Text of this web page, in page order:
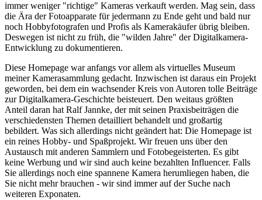
immer weniger "richtige" Kameras verkauft werden. Mag sein, dass
die Ära der Fotoapparate für jedermann zu Ende geht und bald nur
noch Hobbyfotografen und Profis als Kamerakäufer übrig bleiben.
Deswegen ist nicht zu früh, die "wilden Jahre" der Digitalkamera-
Entwicklung zu dokumentieren.
Diese Homepage war anfangs vor allem als virtuelles Museum
meiner Kamerasammlung gedacht. Inzwischen ist daraus ein Projekt
geworden, bei dem ein wachsender Kreis von Autoren tolle Beiträge
zur Digitalkamera-Geschichte beisteuert. Den weitaus größten
Anteil daran hat Ralf Jannke, der mit seinen Praxisbeiträgen die
verschiedensten Themen detailliert behandelt und großartig
bebildert. Was sich allerdings nicht geändert hat: Die Homepage ist
ein reines Hobby- und Spaßprojekt. Wir freuen uns über den
Austausch mit anderen Sammlern und Fotobegeisterten. Es gibt
keine Werbung und wir sind auch keine bezahlten Influencer. Falls
Sie allerdings noch eine spannene Kamera herumliegen haben, die
Sie nicht mehr brauchen - wir sind immer auf der Suche nach
weiteren Exponaten.